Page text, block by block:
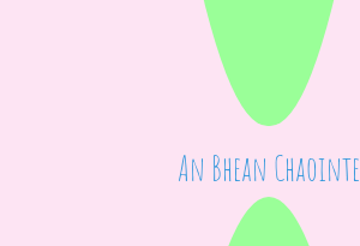
An Bhean Chaointe